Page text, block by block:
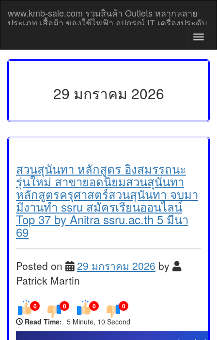
content
www.kmb-sale.com รวมสินค้า Outlets หลากหลาย
ประเภท เสื้อผ้า ของใช้ไฟฟ้า อุปกรณ์ IT เครื่องประดับ
T
o
g
g
29 มกราคม 2026
สวนสุนันทา หลักสูตร อิงสมรรถนะ
รุ่นใหม่ สาขายอดนิยมสวนสุนันทา
หลักสูตรครุศาสตร์สวนสุนันทา จบมา
มีงานทำ ssru สมัครเรียนออนไลน์
Top 37 by Anitra ssru.ac.th 5 มีนา
69
Posted on 29 มกราคม 2026 by
Patrick Martin
0 0 0 0
Read Time: 5 Minute, 10 Second